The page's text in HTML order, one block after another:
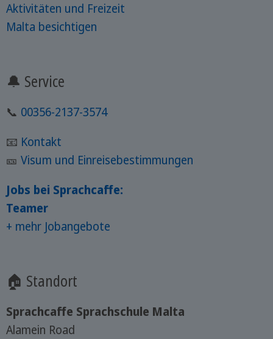
Aktivitäten und Freizeit
Malta besichtigen
🔔 Service
📞 00356-2137-3574
📧 Kontakt
🎫 Visum und Einreisebestimmungen
Jobs bei Sprachcaffe:
Teamer
+ mehr Jobangebote
🏠 Standort
Sprachcaffe Sprachschule Malta
Alamein Road